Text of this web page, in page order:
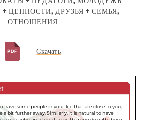
ЦЕННОСТИ, ДРУЗЬЯ + СЕМЬЯ,
ОТНОШЕНИЯ
Скачать